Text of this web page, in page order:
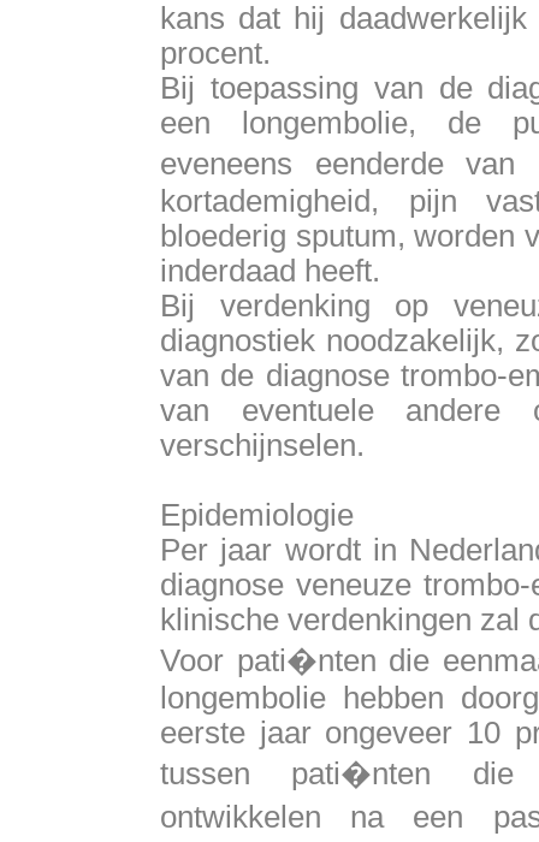
kans dat hij
procent.
Bij toepassing van de
een longembolie, de
eveneens eenderde
kortademigheid, pijn
bloederig sputum, worden
inderdaad heeft.
Bij verdenking op
diagnostiek noodzakelijk,
van de diagnose trombo-
van eventuele andere
verschijnselen.
Epidemiologie
Per jaar wordt in
diagnose veneuze
klinische verdenkingen zal
Voor pati�nten die
longembolie hebben
eerste jaar ongeveer 10
tussen pati�nten die
ontwikkelen na een